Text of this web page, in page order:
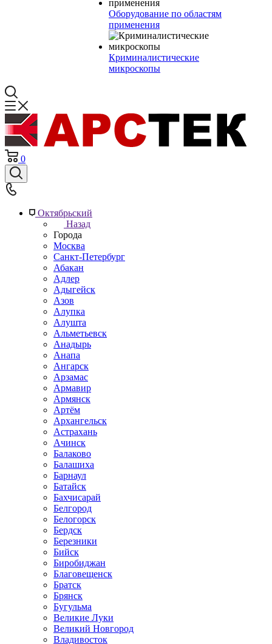
Оборудование по областям
применения
Криминалистические
микроскопы
0
Октябрьский
Назад
Города
Москва
Санкт-Петербург
Абакан
Адлер
Адыгейск
Азов
Алупка
Алушта
Альметьевск
Анадырь
Анапа
Ангарск
Арзамас
Армавир
Армянск
Артём
Архангельск
Астрахань
Ачинск
Балаково
Балашиха
Барнаул
Батайск
Бахчисарай
Белгород
Белогорск
Бердск
Березники
Бийск
Биробиджан
Благовещенск
Братск
Брянск
Бугульма
Великие Луки
Великий Новгород
Владивосток